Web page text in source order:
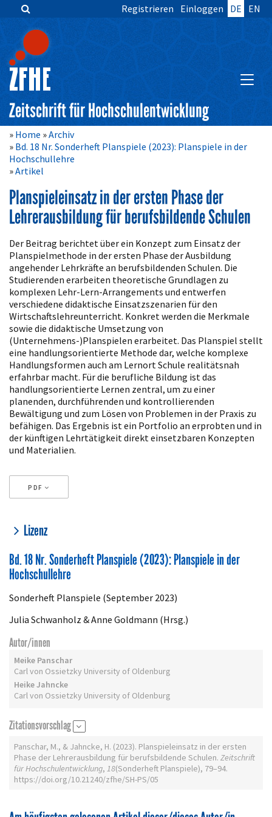
Zum
springen
Hauptnavigation
Inhalt
Sidebar
Registrieren Einloggen DE EN
Zeitschrift für Hochschulentwicklung
Home
Archiv
Bd. 18 Nr. Sonderheft Planspiele (2023): Planspiele in der
Hochschullehre
Artikel
Planspieleinsatz in der ersten Phase der
Lehrerausbildung für berufsbildende Schulen
Artikelinhalt
Der Beitrag berichtet über ein Konzept zum Einsatz der
Planspielmethode in der ersten Phase der Ausbildung
angehender Lehrkräfte an berufsbildenden Schulen. Die
Studierenden erarbeiten theoretische Grundlagen zu
komplexen Lehr-Lern-Arrangements und entwerfen
verschiedene didaktische Einsatzszenarien für den
Wirtschaftslehreunterricht. Konkret werden die Merkmale
sowie die didaktische Umsetzung von
(Unternehmens-)Planspielen erarbeitet. Das Planspiel stellt
eine handlungsorientierte Methode dar, welche komplexe
Handlungsformen auch am Lernort Schule realitätsnah
erfahrbar macht. Für die berufliche Bildung ist das
handlungsorientierte Lernen zentral, um zu einer
planenden, durchführenden und kontrollierenden
Bewältigung und zum Lösen von Problemen in der Praxis zu
befähigen. Das Ergebnis ist ein Portfolio an erprobten und in
der künftigen Lehrtätigkeit direkt einsetzbaren Konzepten
und Materialien.
PDF
Artikeldetails
Lizenz
Bd. 18 Nr. Sonderheft Planspiele (2023): Planspiele in der
Hochschullehre
Sonderheft Planspiele (September 2023)
Julia Schwanholz & Anne Goldmann (Hrsg.)
Autor/innen
Meike Panschar
Carl von Ossietzky University of Oldenburg
Heike Jahncke
Carl von Ossietzky University of Oldenburg
Zitationsvorschlag
Panschar, M., & Jahncke, H. (2023). Planspieleinsatz in der ersten
Phase der Lehrerausbildung für berufsbildende Schulen. Zeitschrift
für Hochschulentwicklung, 18(Sonderheft Planspiele), 79–94.
https://doi.org/10.21240/zfhe/SH-PS/05